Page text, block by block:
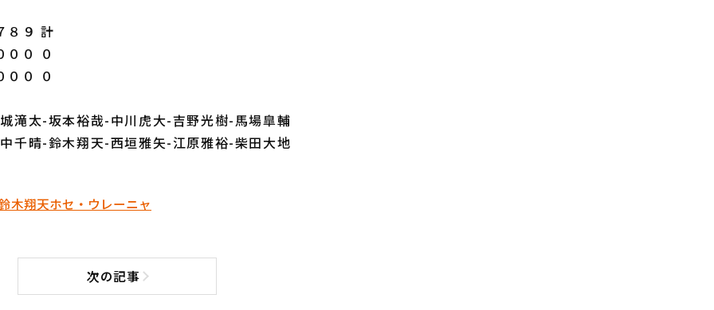
９ 計
００ ０
００ ０
滝太-坂本裕哉-中川虎大-吉野光樹-馬場皐輔
千晴-鈴木翔天-西垣雅矢-江原雅裕-柴田大地
木翔天ホセ・ウレーニャ
次の記事次の記事へ